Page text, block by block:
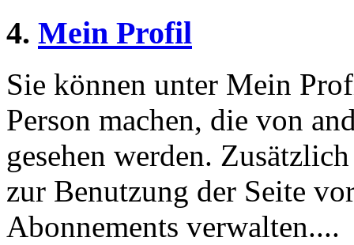
4. Mein Profil
Sie können unter Mein
Person machen, die von
gesehen werden.
zur Benutzung der Seite
Abonnements verwalten....